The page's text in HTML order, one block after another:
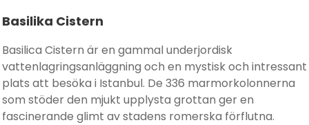
Basilika Cistern
Basilica Cistern är en gammal underjordisk
vattenlagringsanläggning och en mystisk och intressant
plats att besöka i Istanbul. De 336 marmorkolonnerna
som stöder den mjukt upplysta grottan ger en
fascinerande glimt av stadens romerska förflutna.